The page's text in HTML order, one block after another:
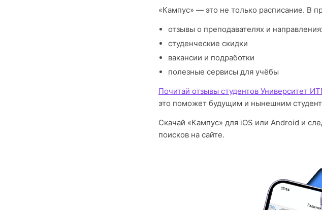
«Кампус» — это не только расписание. В
отзывы о преподавателях и
студенческие скидки
вакансии и подработки
полезные сервисы для учёбы
Почитай отзывы студентов Университет
это поможет будущим и нынешним
Скачай «Кампус» для iOS или Android и
поисков на сайте.